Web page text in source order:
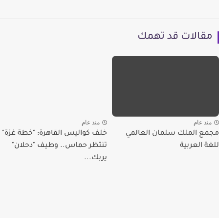
مقالات قد تهمك
منذ عام
مجمع الملك سلمان العالمي
للغة العربية
منذ عام
خلف كواليس القاهرة: "خطة غزة"
تنتظر حماس.. وطيف "دحلان"
يربك...